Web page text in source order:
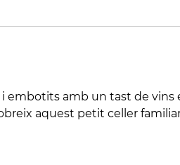
embotits amb un tast de vins
aquest petit celler